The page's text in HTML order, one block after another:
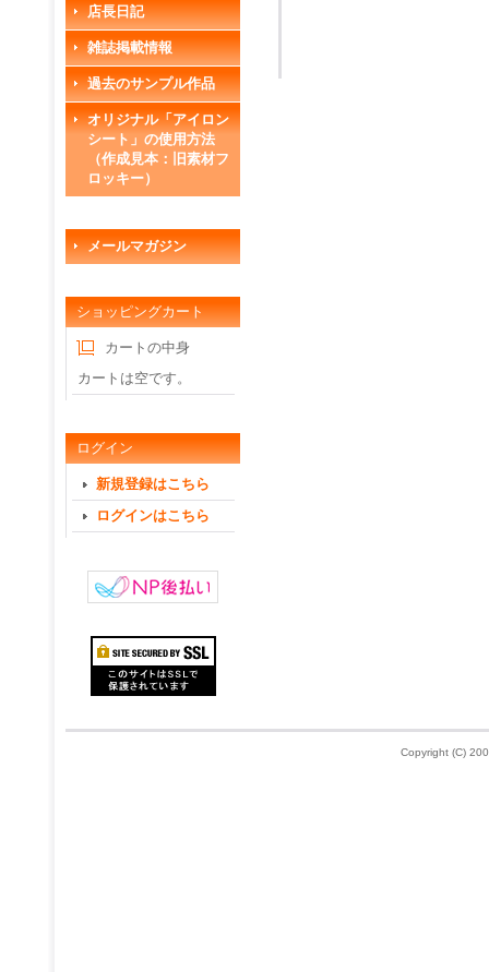
店長日記
雑誌掲載情報
過去のサンプル作品
オリジナル「アイロン
シート」の使用方法
（作成見本：旧素材フ
ロッキー）
メールマガジン
ショッピングカート
カートの中身
カートは空です。
ログイン
新規登録はこちら
ログインはこちら
Copyright (C)